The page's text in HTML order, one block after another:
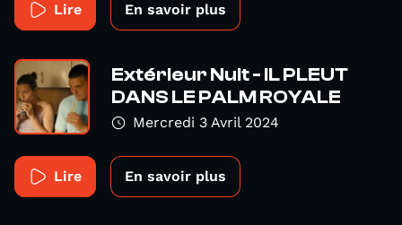
Lire En savoir plus
Extérieur Nuit - IL PLEUT
DANS LE PALM ROYALE
Mercredi 3 Avril 2024
Lire En savoir plus